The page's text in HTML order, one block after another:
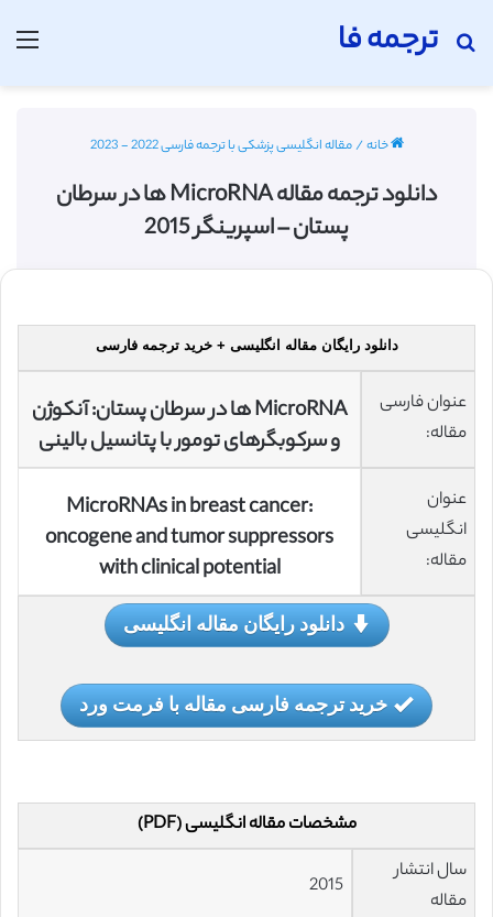
ترجمه فا
جستجو برای
خانه/مقاله انگلیسی پزشکی با ترجمه فارسی 2022 - 2023
دانلود ترجمه مقاله MicroRNA ها در سرطان
پستان – اسپرینگر 2015
دانلود رایگان مقاله انگلیسی + خرید ترجمه فارسی
عنوان فارسی
مقاله:
MicroRNA ها در سرطان پستان: آنکوژن
و سرکوبگرهای تومور با پتانسیل بالینی
عنوان
انگلیسی
مقاله:
MicroRNAs in breast cancer:
oncogene and tumor suppressors
with clinical potential
دانلود رایگان مقاله انگلیسی
خرید ترجمه فارسی مقاله با فرمت ورد
مشخصات مقاله انگلیسی (PDF)
سال انتشار
مقاله
2015